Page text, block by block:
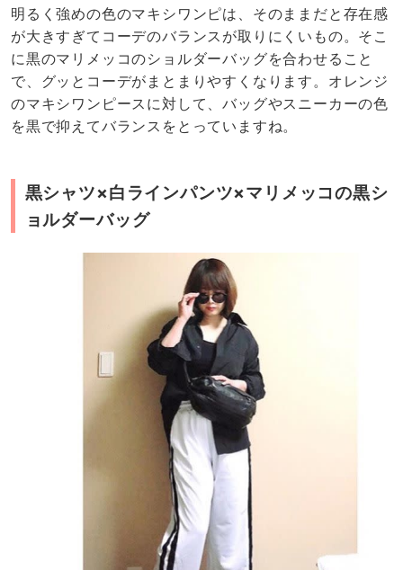
明るく強めの色のマキシワンピは、そのままだと存在感
が大きすぎてコーデのバランスが取りにくいもの。そこ
に黒のマリメッコのショルダーバッグを合わせること
で、グッとコーデがまとまりやすくなります。オレンジ
のマキシワンピースに対して、バッグやスニーカーの色
を黒で抑えてバランスをとっていますね。
黒シャツ×白ラインパンツ×マリメッコの黒シ
ョルダーバッグ